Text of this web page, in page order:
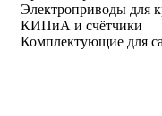
Электроприводы для
КИПиА и счётчики
Комплектующие для